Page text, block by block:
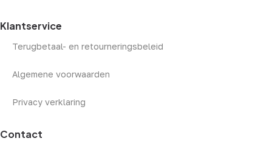
Klantservice
Terugbetaal- en retourneringsbeleid
Algemene voorwaarden
Privacy verklaring
Contact